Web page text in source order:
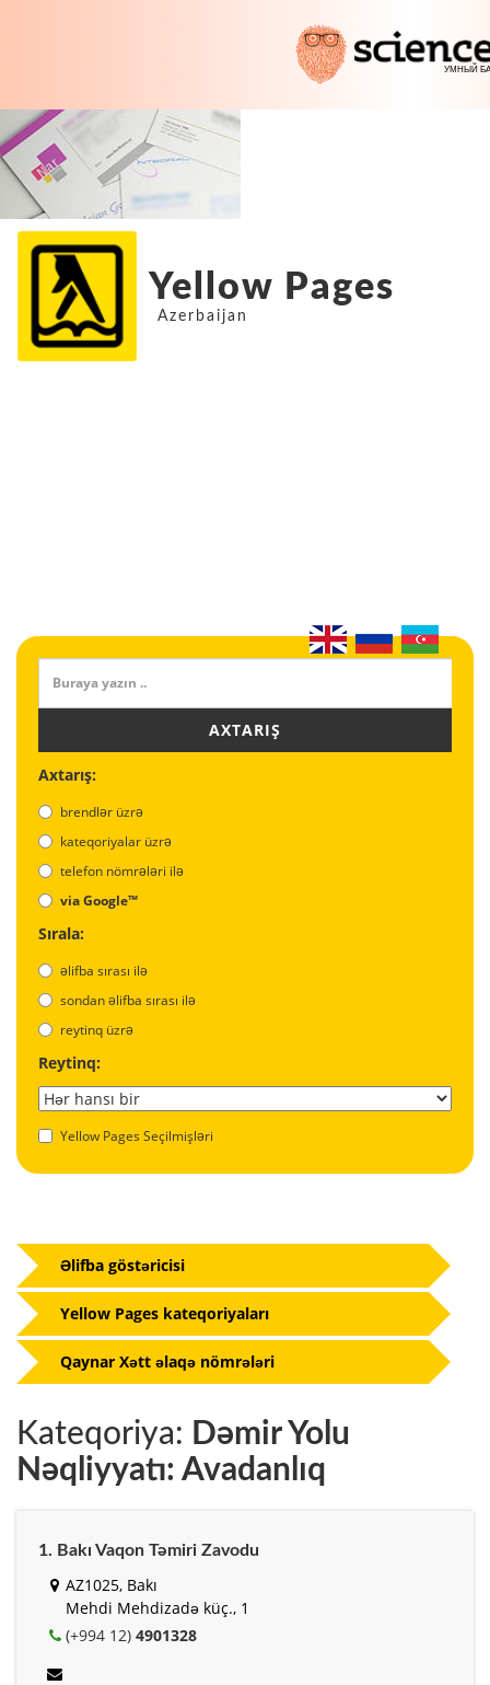
Yellow Pages
Azerbaijan
AXTARIŞ
Axtarış:
brendlər üzrə
kateqoriyalar üzrə
telefon nömrələri ilə
via Google™
Sırala:
əlifba sırası ilə
sondan əlifba sırası ilə
reytinq üzrə
Reytinq:
Yellow Pages Seçilmişləri
Kateqoriya: Dəmir Yolu
Nəqliyyatı: Avadanlıq
1. Bakı Vaqon Təmiri Zavodu
AZ1025, Bakı
Mehdi Mehdizadə küç., 1
(+994 12) 4901328
Əlifba göstəricisi
Yellow Pages kateqoriyaları
Qaynar Xətt əlaqə nömrələri